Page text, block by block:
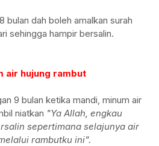
bulan dah boleh amalkan surah
sehingga hampir bersalin.
air hujung rambut
9 bulan ketika mandi, minum air
niatkan "Ya Allah, engkau
sepertimana selajunya air
rambutku ini".